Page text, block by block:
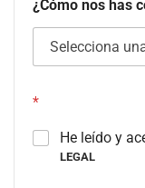
¿Cómo nos has
*
He leído y
LEGAL